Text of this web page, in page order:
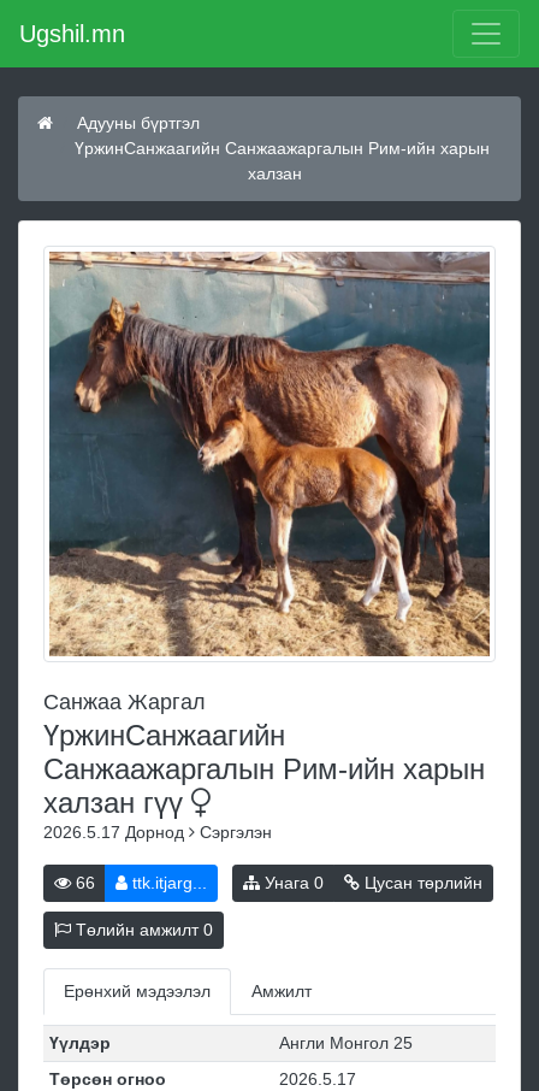
Ugshil.mn
Адууны бүртгэл
ҮржинСанжаагийн Санжаажаргалын Рим-ийн харын
халзан
Санжаа Жаргал
ҮржинСанжаагийн
Санжаажаргалын Рим-ийн харын
халзан гүү
2026.5.17 Дорнод Сэргэлэн
66 ttk.itjarg... Унага 0 Цусан төрлийн
Төлийн амжилт0
Ерөнхий мэдээлэл Амжилт
Үүлдэр
Англи Монгол 25
Төрсөн огноо
2026.5.17